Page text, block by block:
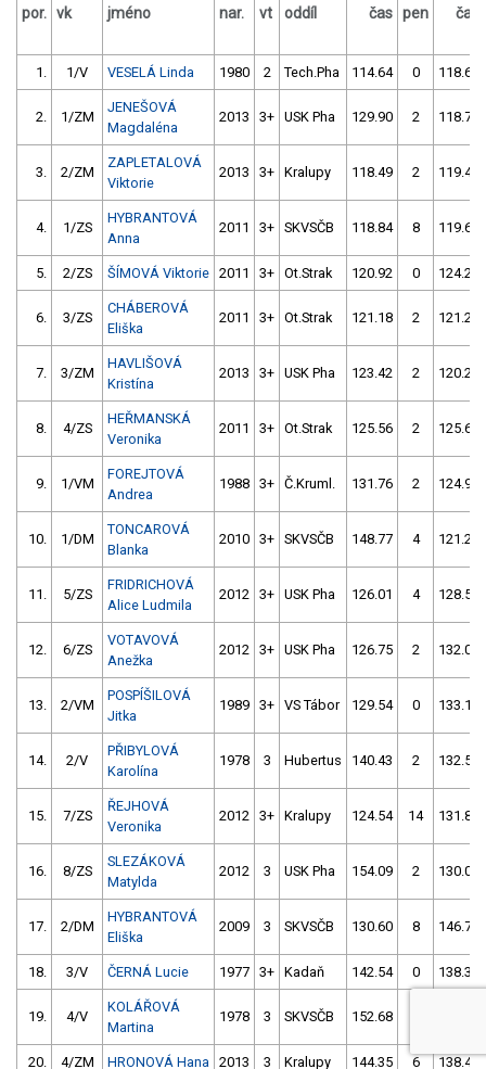
por. vk jméno nar. vt oddíl čas pen čas
1. 1/V VESELÁ Linda 1980 2 Tech.Pha 114.64 0 118.60
2. 1/ZM
JENEŠOVÁ
Magdaléna
2013 3+ USK Pha 129.90 2 118.74
3. 2/ZM
ZAPLETALOVÁ
Viktorie
2013 3+ Kralupy 118.49 2 119.47
4. 1/ZS
HYBRANTOVÁ
Anna
2011 3+ SKVSČB 118.84 8 119.66
5. 2/ZS ŠÍMOVÁ Viktorie 2011 3+ Ot.Strak 120.92 0 124.24
6. 3/ZS
CHÁBEROVÁ
Eliška
2011 3+ Ot.Strak 121.18 2 121.27
7. 3/ZM
HAVLIŠOVÁ
Kristína
2013 3+ USK Pha 123.42 2 120.24
8. 4/ZS
HEŘMANSKÁ
Veronika
2011 3+ Ot.Strak 125.56 2 125.61
9. 1/VM
FOREJTOVÁ
Andrea
1988 3+ Č.Kruml. 131.76 2 124.95
10. 1/DM
TONCAROVÁ
Blanka
2010 3+ SKVSČB 148.77 4 121.20
11. 5/ZS
FRIDRICHOVÁ
Alice Ludmila
2012 3+ USK Pha 126.01 4 128.55
12. 6/ZS
VOTAVOVÁ
Anežka
2012 3+ USK Pha 126.75 2 132.04
13. 2/VM
POSPÍŠILOVÁ
Jitka
1989 3+ VS Tábor 129.54 0 133.18
14. 2/V
PŘIBYLOVÁ
Karolína
1978 3 Hubertus 140.43 2 132.58
15. 7/ZS
ŘEJHOVÁ
Veronika
2012 3+ Kralupy 124.54 14 131.84
16. 8/ZS
SLEZÁKOVÁ
Matylda
2012 3 USK Pha 154.09 2 130.06
17. 2/DM
HYBRANTOVÁ
Eliška
2009 3 SKVSČB 130.60 8 146.76
18. 3/V ČERNÁ Lucie 1977 3+ Kadaň 142.54 0 138.32
19. 4/V
KOLÁŘOVÁ
Martina
1978 3 SKVSČB 152.68
20. 4/ZM HRONOVÁ Hana 2013 3 Kralupy 144.35 6 138.48